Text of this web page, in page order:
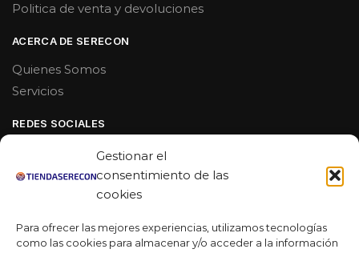
Gestionar el
consentimiento de las
cookies
Para ofrecer las mejores experiencias, utilizamos tecnologías
como las cookies para almacenar y/o acceder a la información
Politica de venta y devoluciones
ACERCA DE SERECON
Quienes Somos
Servicios
REDES SOCIALES
Linkedin
MAS DE 50 RESEÑAS